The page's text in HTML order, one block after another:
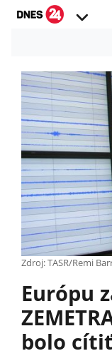
Zdroj: TASR/Remi
Európu
bolo